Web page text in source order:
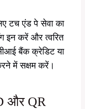
टच एंड पे सेवा का
इन करें और त्वरित
बैंक क्रेडिट या
में सक्षम करें।
और QR